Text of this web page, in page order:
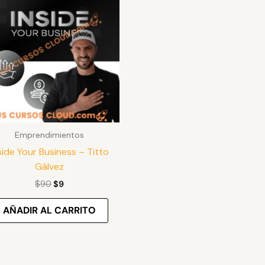
Emprendimientos
Your Business – Titto
Gálvez
$90
original
era:
$90.
$9
actual
es:
$9.
AÑADIR AL CARRITO